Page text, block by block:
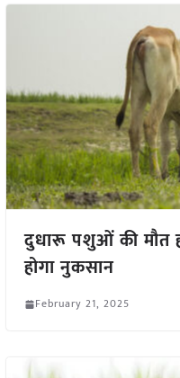
दुधारू पशुओं की मौत
होगा नुकसान
February 21, 2025